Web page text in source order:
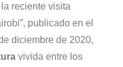
reciente visita
publicado en el
diciembre de 2020,
vivida entre los